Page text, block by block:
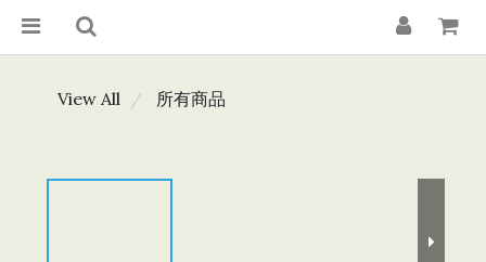
View All 所有商品